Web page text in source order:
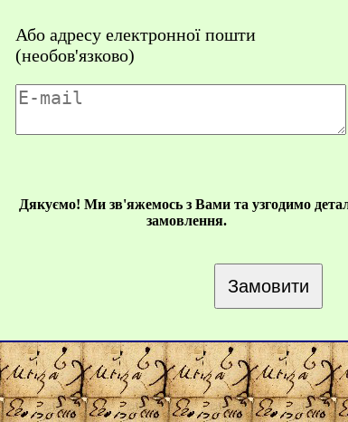
Або адресу електронної пошти
(необов'язково)
Дякуємо! Ми зв'яжемось з Вами та узгодимо
замовлення.